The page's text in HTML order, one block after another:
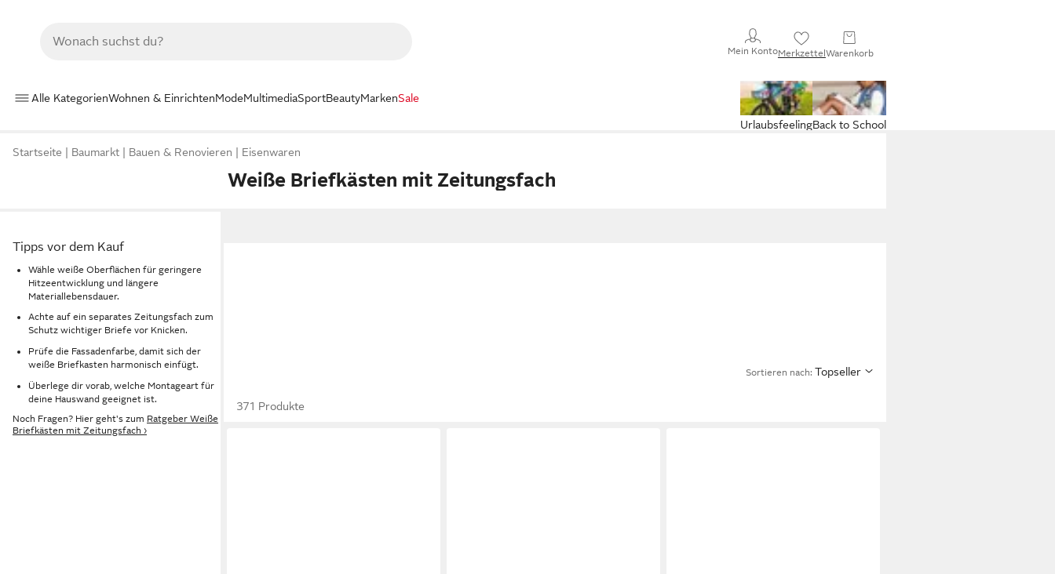
Mein KontoMerkzettelWarenkorb
Alle KategorienWohnen & EinrichtenModeMultimediaSportBeautyMarkenSale
Back to School
Urlaubsfeeling
Startseite Baumarkt Bauen & Renovieren Eisenwaren
Weiße Briefkästen mit Zeitungsfach
Tipps vor dem Kauf
Wähle weiße Oberflächen für geringere
Hitzeentwicklung und längere
Materiallebensdauer.
Achte auf ein separates Zeitungsfach zum
Schutz wichtiger Briefe vor Knicken.
Prüfe die Fassadenfarbe, damit sich der
weiße Briefkasten harmonisch einfügt.
Überlege dir vorab, welche Montageart für
deine Hauswand geeignet ist.
Noch Fragen? Hier geht's zum Ratgeber Weiße
Briefkästen mit Zeitungsfach ›
Sortieren nach: Topseller
371 Produkte